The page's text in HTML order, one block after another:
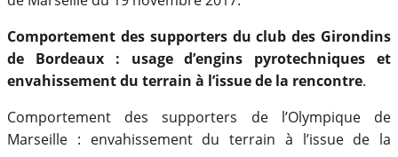
Comportement des supporters du club des Girondins
de Bordeaux : usage d’engins pyrotechniques et
envahissement du terrain à l’issue de la rencontre.
Comportement des supporters de l’Olympique de
Marseille : envahissement du terrain à l’issue de la